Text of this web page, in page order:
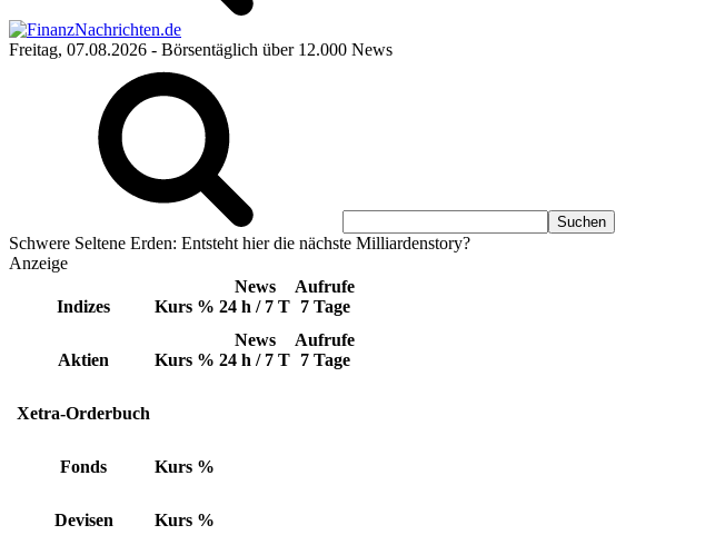
Freitag, 07.08.2026 - Börsentäglich über 12.000 News
Schwere Seltene Erden: Entsteht hier die nächste Milliardenstory?
Anzeige
Indizes Kurs %
News
24 h / 7 T
Aufrufe
7 Tage
Aktien Kurs %
News
24 h / 7 T
Aufrufe
7 Tage
Xetra-Orderbuch
Fonds Kurs %
Devisen Kurs %